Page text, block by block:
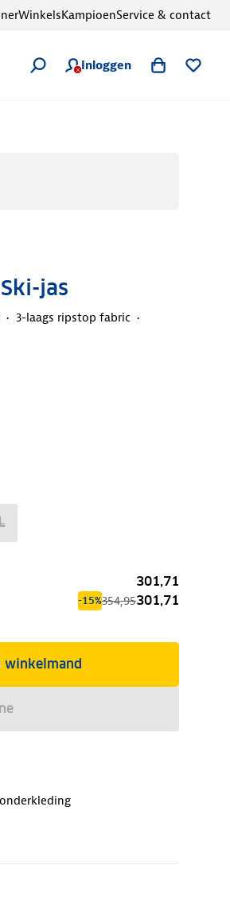
Inloggen
WinkelsKampioenService & contact
jas
3-laags ripstop fabric
301,71
-15%354,95301,71
winkelmand